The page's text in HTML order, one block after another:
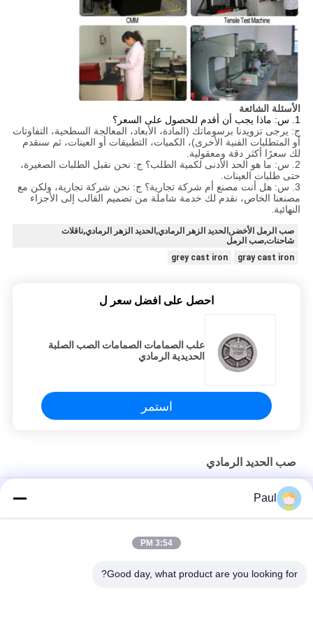
الأسئلة الشائعة
1. س: ماذا يجب أن أقدم للحصول على السعر؟
ج: يرجى تزويدنا برسوماتك (المادة، الأبعاد، المعالجة السطحية، التفاوتات
أو المتطلبات الفنية الأخرى)، الكميات، التطبيقات أو العينات، ثم سنقدم
لك سعرًا أكثر دقة ومعقولية.
2. س: ما هو الحد الأدنى لكمية الطلب؟ ج: نحن نقبل الطلبات الصغيرة،
حتى طلبات العينات.
3. س: هل أنت مصنع أم شركة تجارية؟ ج: نحن شركة تجارية، ولكن مع
مصنعنا الخاص، نقدم لك خدمة شاملة من تصميم القالب إلى الأجزاء
النهائية.
صب الرمل الأخضر,الحديد الزهر الرمادي,الحديد الزهر الرمادي,ناقلات
شاحنات,صب الرمل
gray cast iron
grey cast iron
احصل على افضل سعر ل
علب الصمامات الصمامات الصب الصلبة
الحديدية الرمادي
استمر
صب الحديد الرمادي
غطاء محرك من الحديد الزهر الرمادي المصبوب بالرمل EN-GJL-300
قطع مصبوبة من حديد الزهر الرمادي لآلات الصناعية
قطع غيار شاسيه نظام التعليق لمقطورة الشاحنة، حامل زنبرك أمامي
Paul
3:54 PM
Good day, what product are you looking for?